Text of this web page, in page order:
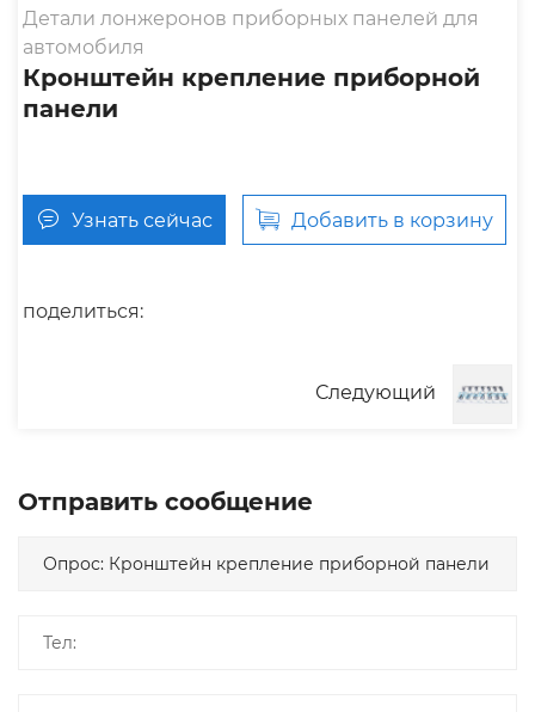
Детали лонжеронов приборных панелей для
автомобиля
Кронштейн крепление приборной
панели
Узнать сейчас Добавить в корзину
поделиться:
Следующий
Отправить сообщение